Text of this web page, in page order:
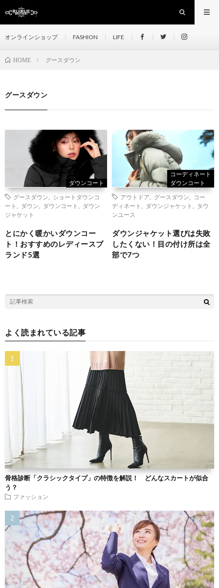
オンラインショップ FASHION LIFE
HOME グースダウン
グースダウン
ダウンコート
グースダウン
ショートダウンコ
ート
ダウン ダウンコート
ダウン
ジャケット
とにかく暖かいダウンコー
ト！おすすめのレディースブ
ランド5選
コーディネート
ダウンコート
アウトドア グースダウン
コー
ディネート
ダウンジャケット
タウ
ンユース
ダウンジャケット選びは失敗
したくない！目の付け所は全
部で7つ
よく読まれている記事
骨格診断「クラシックタイプ」の特徴を解説！ どんなスカートが似合
う？
ファッション